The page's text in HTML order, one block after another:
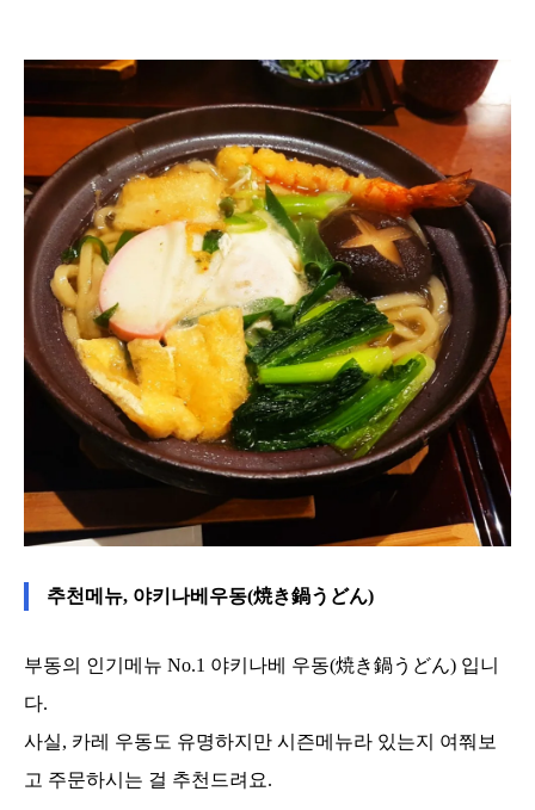
추천메뉴, 야키나베우동(焼き鍋うどん)
부동의 인기메뉴 No.1 야키나베 우동(焼き鍋うどん) 입니
다.
사실, 카레 우동도 유명하지만 시즌메뉴라 있는지 여쭤보
고 주문하시는 걸 추천드려요.